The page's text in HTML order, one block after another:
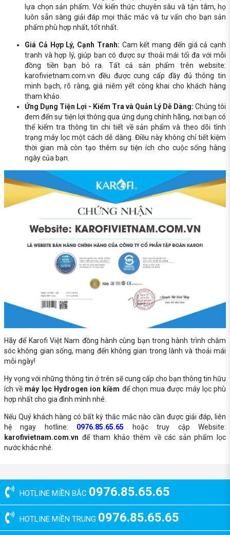
lựa chọn sản phẩm. Với kiến thức chuyên sâu và tận tâm, họ
luôn sẵn sàng giải đáp mọi thắc mắc và tư vấn cho bạn sản
phẩm phù hợp nhất, tốt nhất.
Giá Cả Hợp Lý, Cạnh Tranh: Cam kết mang đến giá cả cạnh
tranh và hợp lý, giúp bạn có được sự thoải mái tối đa với mỗi
đồng tiền bạn bỏ ra. Tất cả sản phẩm trên website:
karofivietnam.com.vn đều được cung cấp đầy đủ thông tin
minh bạch, rõ ràng, giá niêm yết công khai cho khách hàng
tham khảo.
Ứng Dụng Tiện Lợi - Kiểm Tra và Quản Lý Dễ Dàng: Chúng tôi
đem đến sự tiện lợi thông qua ứng dụng chính hãng, nơi bạn có
thể kiểm tra thông tin chi tiết về sản phẩm và theo dõi tình
trạng máy lọc một cách dễ dàng. Điều này không chỉ tiết kiệm
thời gian mà còn tạo thêm sự tiện ích cho cuộc sống hàng
ngày của bạn.
Hãy để Karofi Việt Nam đồng hành cùng bạn trong hành trình chăm
sóc không gian sống, mang đến không gian trong lành và thoải mái
mỗi ngày!
Hy vọng với những thông tin ở trên sẽ cung cấp cho bạn thông tin hữu
ích về máy lọc Hydrogen ion kiềm để chọn mua được máy lọc phù
hợp nhất cho gia đình mình nhé.
Nếu Quý khách hàng có bất kỳ thắc mắc nào cần được giải đáp, liên
hệ ngay hotline: 0976.85.65.65 hoặc truy cập Website:
karofivietnam.com.vn để tham khảo thêm về các sản phẩm lọc
nước khác nhé.
HOTLINE MIỀN BẮC 0976.85.65.65
HOTLINE MIỀN TRUNG 0976.85.65.65